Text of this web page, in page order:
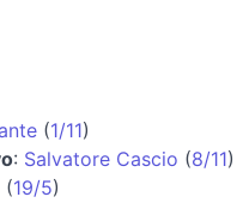
(1/11)
: Salvatore Cascio (8/11)
(19/5)